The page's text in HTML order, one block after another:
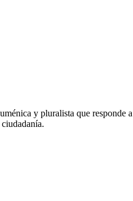
y pluralista que responde